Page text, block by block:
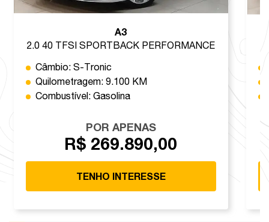
A3
2.0 40 TFSI SPORTBACK PERFORMANCE
Câmbio: S-Tronic
Quilometragem: 9.100 KM
Combustível: Gasolina
POR APENAS
R$ 269.890,00
TENHO INTERESSE